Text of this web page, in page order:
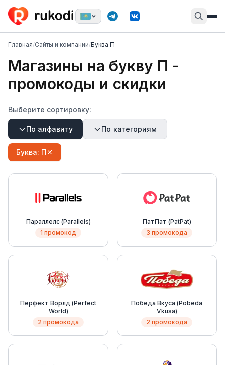
Главная/Сайты и компании/Буква П
Магазины на букву П -
промокоды и скидки
Выберите сортировку:
По алфавиту По категориям
Буква: П
Параллелс (Parallels)
1 промокод
ПатПат (PatPat)
3 промокода
Перфект Ворлд (Perfect
World)
2 промокода
Победа Вкуса (Pobeda
Vkusa)
2 промокода